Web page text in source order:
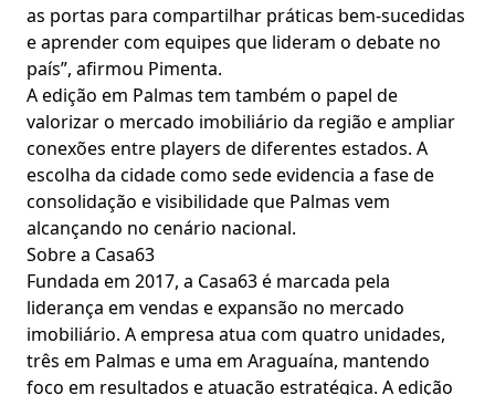
as portas para compartilhar práticas bem-sucedidas
e aprender com equipes que lideram o debate no
país”, afirmou Pimenta.
A edição em Palmas tem também o papel de
valorizar o mercado imobiliário da região e ampliar
conexões entre players de diferentes estados. A
escolha da cidade como sede evidencia a fase de
consolidação e visibilidade que Palmas vem
alcançando no cenário nacional.
Sobre a Casa63
Fundada em 2017, a Casa63 é marcada pela
liderança em vendas e expansão no mercado
imobiliário. A empresa atua com quatro unidades,
três em Palmas e uma em Araguaína, mantendo
foco em resultados e atuação estratégica. A edição